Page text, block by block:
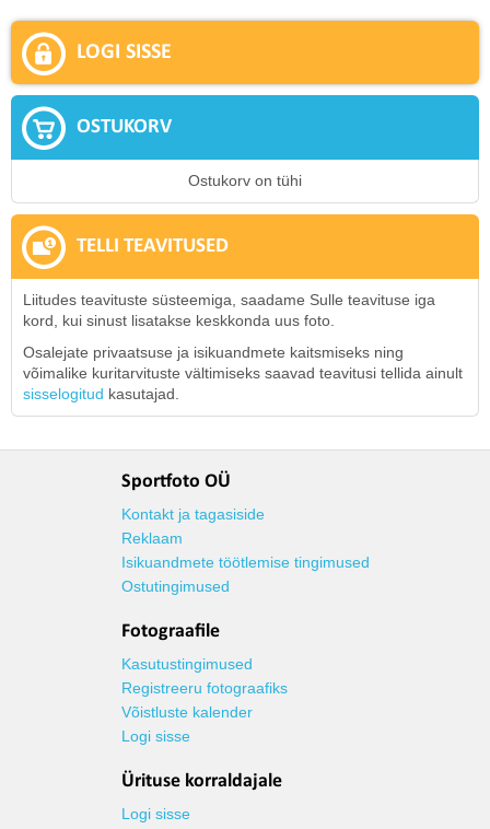
LOGI SISSE
OSTUKORV
Ostukorv on tühi
TELLI TEAVITUSED
Liitudes teavituste süsteemiga, saadame Sulle teavituse iga
kord, kui sinust lisatakse keskkonda uus foto.
Osalejate privaatsuse ja isikuandmete kaitsmiseks ning
võimalike kuritarvituste vältimiseks saavad teavitusi tellida ainult
sisselogitud kasutajad.
Sportfoto OÜ
Kontakt ja tagasiside
Reklaam
Isikuandmete töötlemise tingimused
Ostutingimused
Fotograafile
Kasutustingimused
Registreeru fotograafiks
Võistluste kalender
Logi sisse
Ürituse korraldajale
Logi sisse